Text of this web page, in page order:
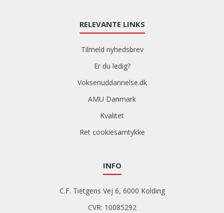
RELEVANTE LINKS
Tilmeld nyhedsbrev
Er du ledig?
Voksenuddannelse.dk
AMU Danmark
Kvalitet
Ret cookiesamtykke
INFO
C.F. Tietgens Vej 6, 6000 Kolding
CVR: 10085292